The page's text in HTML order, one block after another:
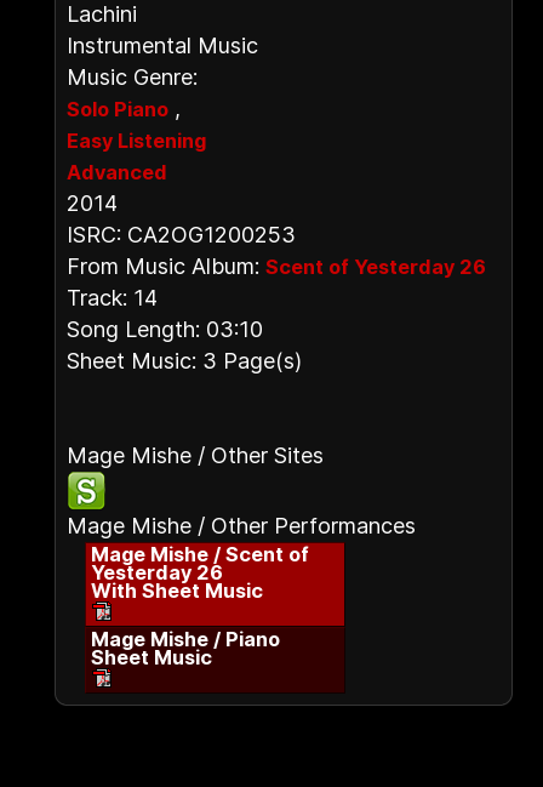
Lachini
Instrumental Music
Music Genre:
Solo Piano ,
Easy Listening
Advanced
2014
ISRC: CA2OG1200253
From Music Album: Scent of Yesterday 26
Track: 14
Song Length: 03:10
Sheet Music: 3 Page(s)
Mage Mishe / Other Sites
Mage Mishe / Other Performances
Mage Mishe / Scent of
Yesterday 26
With Sheet Music
Mage Mishe / Piano
Sheet Music